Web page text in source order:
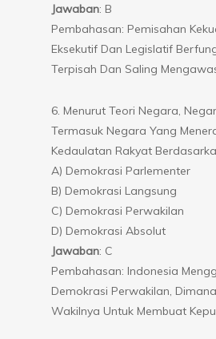
Jawaban: B
Pembahasan: Pemisahan
Eksekutif Dan Legislatif
Terpisah Dan Saling
6. Menurut Teori Negara,
Termasuk Negara Yang
Kedaulatan Rakyat
A) Demokrasi Parlementer
B) Demokrasi Langsung
C) Demokrasi Perwakilan
D) Demokrasi Absolut
Jawaban: C
Pembahasan: Indonesia
Demokrasi Perwakilan,
Wakilnya Untuk Membuat